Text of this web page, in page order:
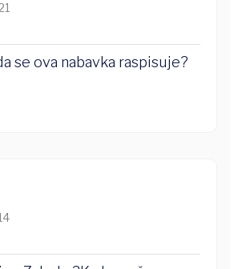
se ova nabavka raspisuje?